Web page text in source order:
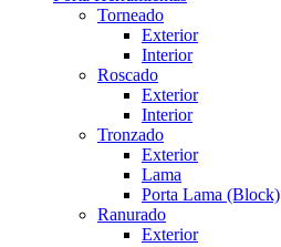
Torneado
Exterior
Interior
Roscado
Exterior
Interior
Tronzado
Exterior
Lama
Porta Lama (Block)
Ranurado
Exterior